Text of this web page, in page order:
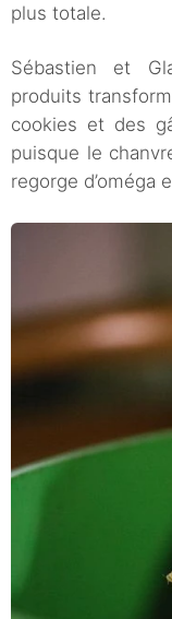
plus totale.
Sébastien et
produits
cookies et des
puisque le
regorge d’oméga